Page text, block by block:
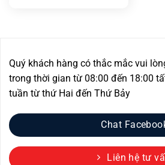
Quý khách hàng có thắc mắc vui
trong thời gian từ 08:00 đến 18:00
tuần từ thứ Hai đến Thứ Bảy
Chat
Liên hệ tư